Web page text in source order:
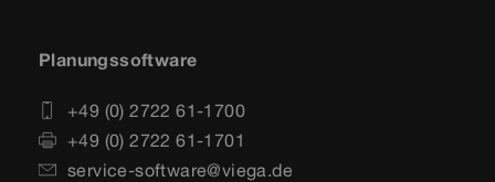
Planungssoftware
+49 (0) 2722 61-1700
+49 (0) 2722 61-1701
service-software@viega.de